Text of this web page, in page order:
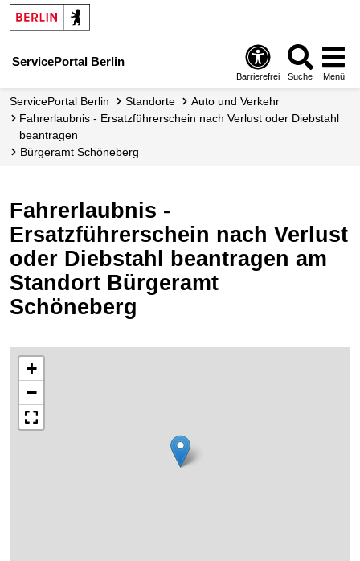
ServicePortal Berlin
Barrierefrei Suche Menü
ServicePortal Berlin Standorte
Auto und Verkehr
Fahrerlaubnis - Ersatzführerschein nach Verlust oder Diebstahl
beantragen
Bürgeramt Schöneberg
Fahrerlaubnis -
Ersatzführerschein nach Verlust
oder Diebstahl beantragen am
Standort Bürgeramt
Schöneberg
+
−